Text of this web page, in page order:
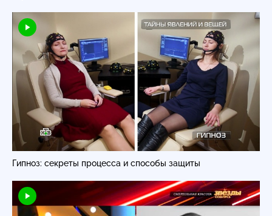
Гипноз: секреты процесса и способы защиты